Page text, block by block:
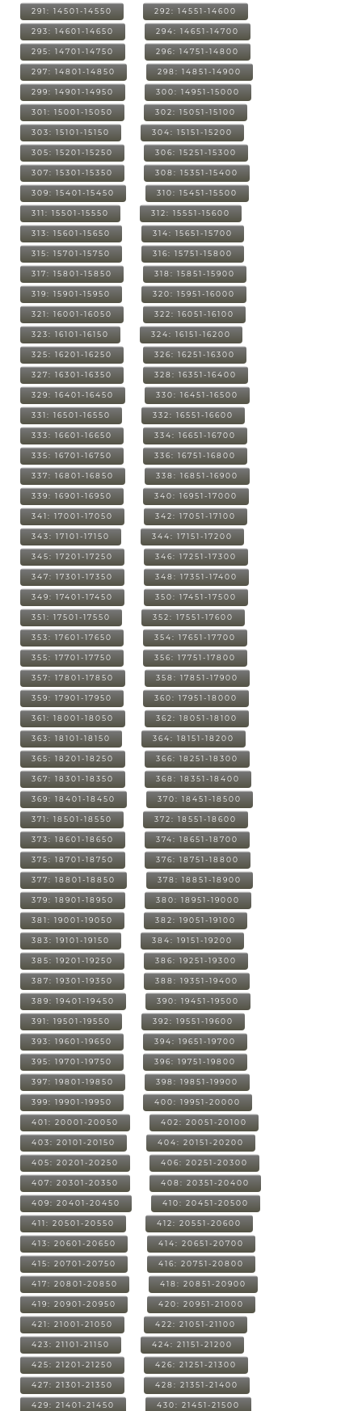
291: 14501-14550 292: 14551-14600
293: 14601-14650 294: 14651-14700
295: 14701-14750 296: 14751-14800
297: 14801-14850 298: 14851-14900
299: 14901-14950 300: 14951-15000
301: 15001-15050 302: 15051-15100
303: 15101-15150 304: 15151-15200
305: 15201-15250 306: 15251-15300
307: 15301-15350 308: 15351-15400
309: 15401-15450 310: 15451-15500
311: 15501-15550 312: 15551-15600
313: 15601-15650 314: 15651-15700
315: 15701-15750 316: 15751-15800
317: 15801-15850 318: 15851-15900
319: 15901-15950 320: 15951-16000
321: 16001-16050 322: 16051-16100
323: 16101-16150 324: 16151-16200
325: 16201-16250 326: 16251-16300
327: 16301-16350 328: 16351-16400
329: 16401-16450 330: 16451-16500
331: 16501-16550 332: 16551-16600
333: 16601-16650 334: 16651-16700
335: 16701-16750 336: 16751-16800
337: 16801-16850 338: 16851-16900
339: 16901-16950 340: 16951-17000
341: 17001-17050 342: 17051-17100
343: 17101-17150 344: 17151-17200
345: 17201-17250 346: 17251-17300
347: 17301-17350 348: 17351-17400
349: 17401-17450 350: 17451-17500
351: 17501-17550 352: 17551-17600
353: 17601-17650 354: 17651-17700
355: 17701-17750 356: 17751-17800
357: 17801-17850 358: 17851-17900
359: 17901-17950 360: 17951-18000
361: 18001-18050 362: 18051-18100
363: 18101-18150 364: 18151-18200
365: 18201-18250 366: 18251-18300
367: 18301-18350 368: 18351-18400
369: 18401-18450 370: 18451-18500
371: 18501-18550 372: 18551-18600
373: 18601-18650 374: 18651-18700
375: 18701-18750 376: 18751-18800
377: 18801-18850 378: 18851-18900
379: 18901-18950 380: 18951-19000
381: 19001-19050 382: 19051-19100
383: 19101-19150 384: 19151-19200
385: 19201-19250 386: 19251-19300
387: 19301-19350 388: 19351-19400
389: 19401-19450 390: 19451-19500
391: 19501-19550 392: 19551-19600
393: 19601-19650 394: 19651-19700
395: 19701-19750 396: 19751-19800
397: 19801-19850 398: 19851-19900
399: 19901-19950 400: 19951-20000
401: 20001-20050 402: 20051-20100
403: 20101-20150 404: 20151-20200
405: 20201-20250 406: 20251-20300
407: 20301-20350 408: 20351-20400
409: 20401-20450 410: 20451-20500
411: 20501-20550 412: 20551-20600
413: 20601-20650 414: 20651-20700
415: 20701-20750 416: 20751-20800
417: 20801-20850 418: 20851-20900
419: 20901-20950 420: 20951-21000
421: 21001-21050 422: 21051-21100
423: 21101-21150 424: 21151-21200
425: 21201-21250 426: 21251-21300
427: 21301-21350 428: 21351-21400
429: 21401-21450 430: 21451-21500